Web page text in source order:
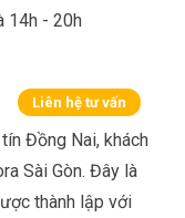
14h - 20h
Liên hệ tư vấn
Đồng Nai, khách
Sài Gòn. Đây là
thành lập với